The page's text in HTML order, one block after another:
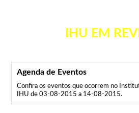
IHU EM
Agenda de Eventos
Confira os eventos que ocorrem no
IHU de 03-08-2015 a 14-08-2015.